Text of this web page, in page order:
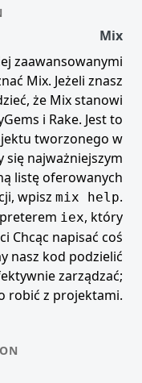
Mix
zaawansowanymi
Mix. Jeżeli znasz
że Mix stanowi
i Rake. Jest to
tworzonego w
się najważniejszym
listę oferowanych
wpisz mix help.
iex, który
Chcąc napisać coś
nasz kod podzielić
zarządzać;
robić z projektami.